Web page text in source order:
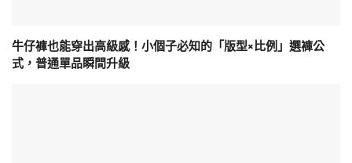
牛仔褲也能穿出高級感！小個子必知的「版型×比例」選褲公
式，普通單品瞬間升級